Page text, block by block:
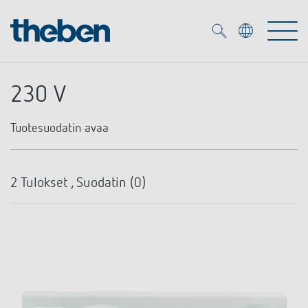
230 V
Tuotesuodatin avaa
2 Tulokset , Suodatin (0)